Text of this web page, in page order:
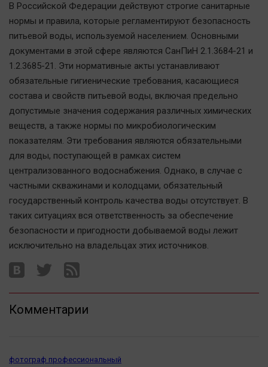
В Российской Федерации действуют строгие санитарные
нормы и правила, которые регламентируют безопасность
питьевой воды, используемой населением. Основными
документами в этой сфере являются СанПиН 2.1.3684-21 и
1.2.3685-21. Эти нормативные акты устанавливают
обязательные гигиенические требования, касающиеся
состава и свойств питьевой воды, включая предельно
допустимые значения содержания различных химических
веществ, а также нормы по микробиологическим
показателям. Эти требования являются обязательными
для воды, поступающей в рамках систем
централизованного водоснабжения. Однако, в случае с
частными скважинами и колодцами, обязательный
государственный контроль качества воды отсутствует. В
таких ситуациях вся ответственность за обеспечение
безопасности и пригодности добываемой воды лежит
исключительно на владельцах этих источников.
Комментарии
фотограф профессиональный